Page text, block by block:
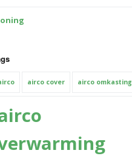
airco cover airco omkasting